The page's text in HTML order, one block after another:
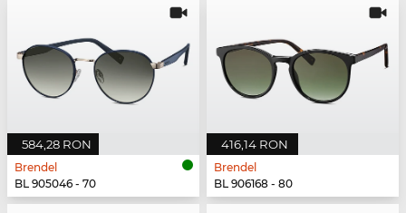
584,28 RON
Brendel
BL 905046 - 70
416,14 RON
Brendel
BL 906168 - 80